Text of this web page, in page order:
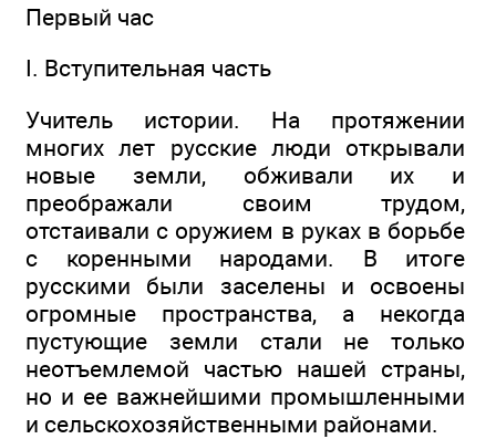
Первый час
I. Вступительная часть
Учитель истории. На протяжении
многих лет русские люди открывали
новые земли, обживали их и
преображали своим трудом,
отстаивали с оружием в руках в борьбе
с коренными народами. В итоге
русскими были заселены и освоены
огромные пространства, а некогда
пустующие земли стали не только
неотъемлемой частью нашей страны,
но и ее важнейшими промышленными
и сельскохозяйственными районами.